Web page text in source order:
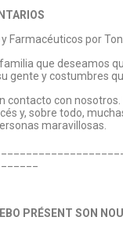
Farmacéuticos por
que deseamos
gente y costumbres
contacto con
y, sobre todo,
maravillosas.
PRÉSENT SON